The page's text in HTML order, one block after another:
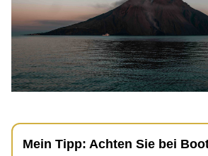
Mein Tipp: Achten Sie bei